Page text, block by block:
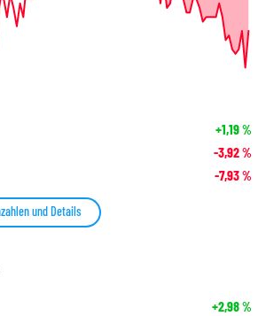
+1,19%
-3,92%
-7,93%
und Details
+2,98%